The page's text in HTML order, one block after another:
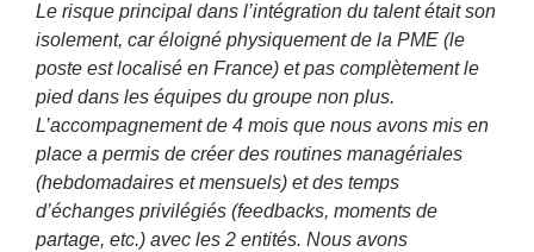
Le risque principal dans l’intégration du talent était son
isolement, car éloigné physiquement de la PME (le
poste est localisé en France) et pas complètement le
pied dans les équipes du groupe non plus.
L’accompagnement de 4 mois que nous avons mis en
place a permis de créer des routines managériales
(hebdomadaires et mensuels) et des temps
d’échanges privilégiés (feedbacks, moments de
partage, etc.) avec les 2 entités. Nous avons